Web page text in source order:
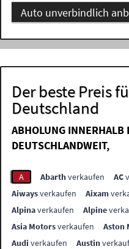
Auto unverbindlich
Der beste Preis
Deutschland
ABHOLUNG INNERHALB
DEUTSCHLANDWEIT,
A Abarthverkaufen AC
Aiwaysverkaufen Aixam
Alpinaverkaufen Alpine
Asia Motorsverkaufen Aston
Audi verkaufen Austin